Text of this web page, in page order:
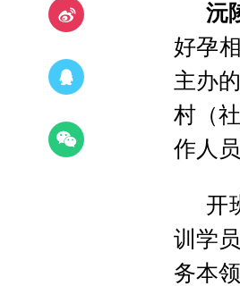
沅
好孕
主办
村（
作人
开
训学
务本领